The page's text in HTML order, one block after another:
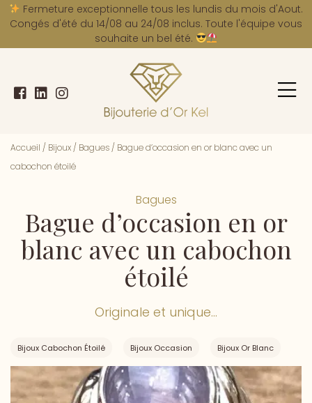
Fermeture exceptionnelle tous les lundis du mois d'Aout.
Congés d'été du 14/08 au 24/08 inclus. Toute l'équipe vous
souhaite un bel été.
Accueil / Bijoux / Bagues / Bague d’occasion en or blanc avec un
cabochon étoilé
Bagues
Bague d’occasion en or
blanc avec un cabochon
étoilé
Originale et unique...
Bijoux Cabochon Étoilé Bijoux Occasion Bijoux Or Blanc